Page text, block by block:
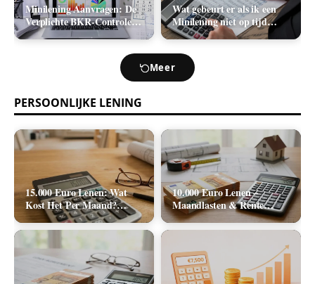
Minilening Aanvragen: De
Verplichte BKR-Controle
en de Realistische
Wat gebeurt er als ik een
Minilening niet op tijd
terugbetaal? (Boetes en
Meer
PERSOONLIJKE LENING
15.000 Euro Lenen: Wat
Kost Het Per Maand?
(Rente & Tabel 2026)
10.000 Euro Lenen –
Maandlasten & Rente
Berekenen (2026)